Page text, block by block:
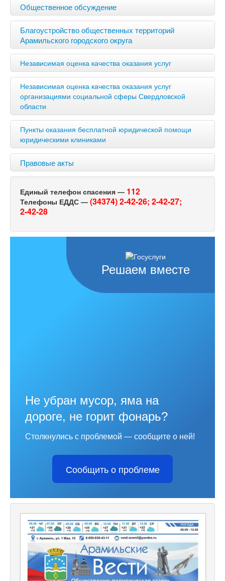
Общественное обсуждение
Благоустройство общественных территорий
Арамильского городского округа
Независимая оценка качества оказания услуг
Независимая оценка качества оказания услуг
организациями социальной сферы Свердловской
области
Пункты оказания бесплатной юридической помощи
юридическими клиниками
Правовые акты
Единый телефон спасения — 112
Телефоны ЕДДС — (34374) 2-42-26; 2-42-27;
2-42-28
Решаем вместе
Не убран мусор, яма на
дороге, не горит фонарь?
Столкнулись с проблемой — сообщите о ней!
Сообщить о проблеме